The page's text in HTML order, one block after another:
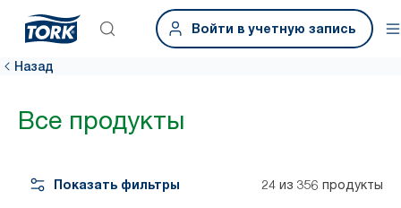
Войти в учетную запись
Назад
Все продукты
Показать фильтры 24 из 356 продукты